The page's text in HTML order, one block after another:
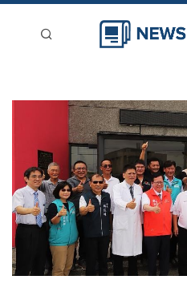
新聞稿分類
登入
刊登